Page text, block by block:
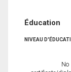
Éducation
NIVEAU
No